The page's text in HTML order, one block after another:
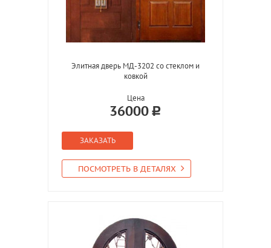
Элитная дверь МД-3202 со стеклом и
ковкой
Цена
36000
ЗАКАЗАТЬ
ПОСМОТРЕТЬ В ДЕТАЛЯХ